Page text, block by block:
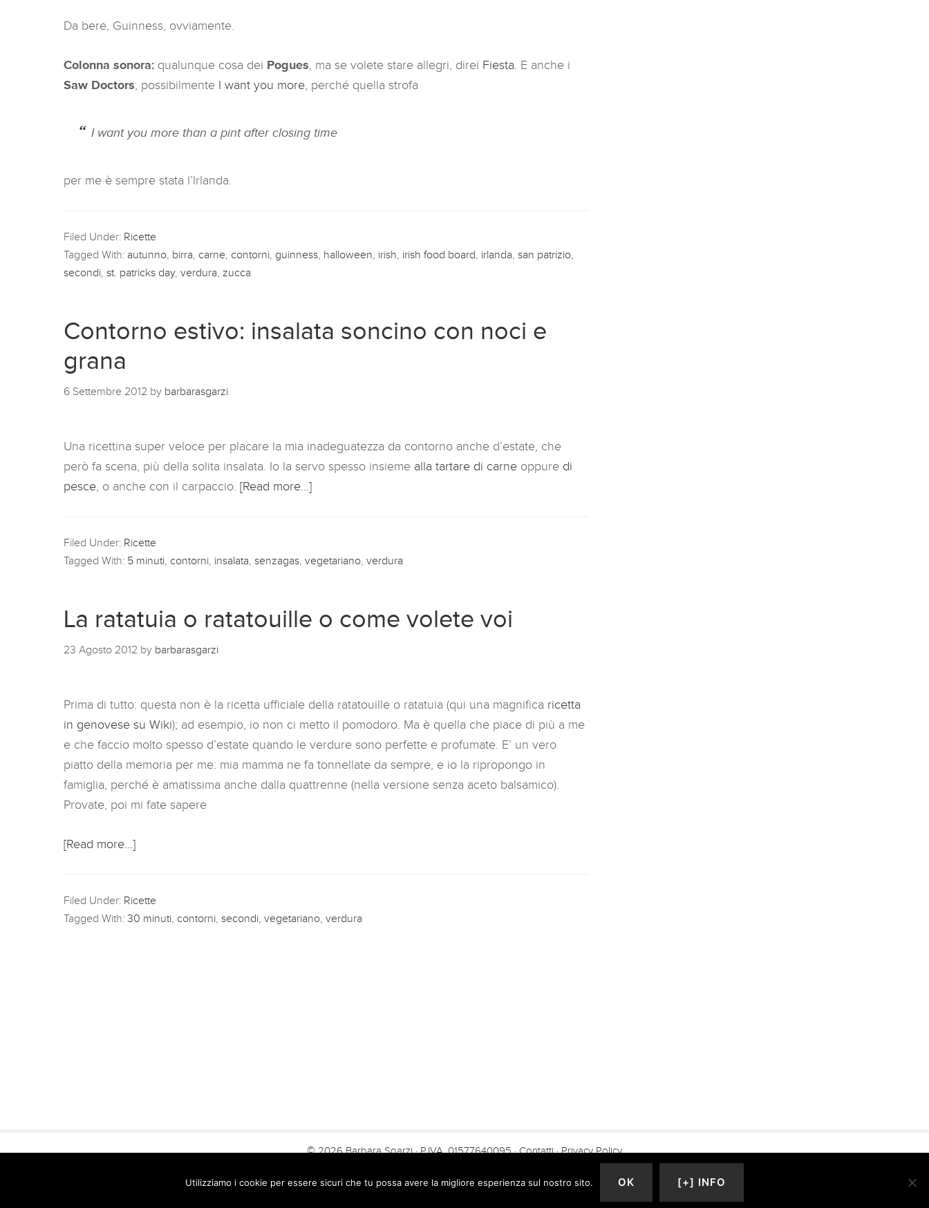
Da bere, Guinness, ovviamente.
Colonna sonora: qualunque cosa dei Pogues, ma se volete stare allegri, direi Fiesta. E anche i
Saw Doctors, possibilmente I want you more, perché quella strofa
I want you more than a pint after closing time
per me è sempre stata l’Irlanda.
Filed Under: Ricette
Tagged With: autunno birra carne contorni guinness halloween irish irish food board irlanda san patrizio
secondi st. patricks day, verdura zucca
Contorno estivo: insalata soncino con noci e
grana
6 Settembre 2012 by barbarasgarzi
Una ricettina super veloce per placare la mia inadeguatezza da contorno anche d’estate, che
però fa scena, più della solita insalata. Io la servo spesso insieme alla tartare di carne oppure di
pesce, o anche con il carpaccio. [Read more…]
Filed Under: Ricette
Tagged With: 5 minuti contorni insalata senzagas vegetariano verdura
La ratatuia o ratatouille o come volete voi
23 Agosto 2012 by barbarasgarzi
Prima di tutto: questa non è la ricetta ufficiale della ratatouille o ratatuia (qui una magnifica ricetta
in genovese su Wiki); ad esempio, io non ci metto il pomodoro. Ma è quella che piace di più a me
e che faccio molto spesso d’estate quando le verdure sono perfette e profumate. E’ un vero
piatto della memoria per me: mia mamma ne fa tonnellate da sempre, e io la ripropongo in
famiglia, perché è amatissima anche dalla quattrenne (nella versione senza aceto balsamico).
Provate, poi mi fate sapere
[Read more…]
Filed Under: Ricette
Tagged With: 30 minuti contorni secondi vegetariano verdura
© 2026 Barbara Sgarzi · P.IVA. 01577640095 ·Contatti·Privacy Policy
Utilizziamo i cookie per essere sicuri che tu possa avere la migliore esperienza sul nostro sito.
OK [+] INFO